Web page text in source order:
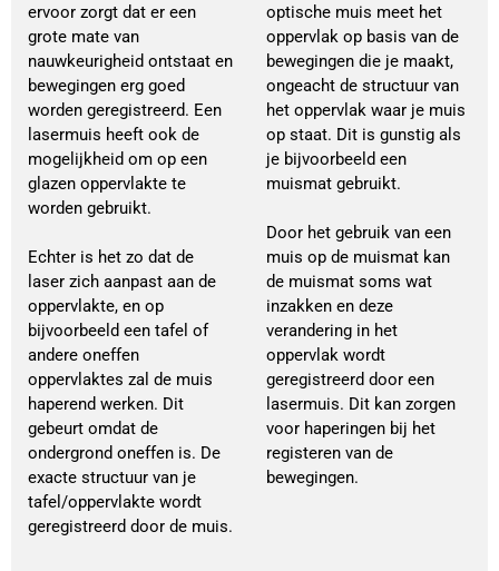
ervoor zorgt dat er een
grote mate van
nauwkeurigheid ontstaat en
bewegingen erg goed
worden geregistreerd. Een
lasermuis heeft ook de
mogelijkheid om op een
glazen oppervlakte te
worden gebruikt.
Echter is het zo dat de
laser zich aanpast aan de
oppervlakte, en op
bijvoorbeeld een tafel of
andere oneffen
oppervlaktes zal de muis
haperend werken. Dit
gebeurt omdat de
ondergrond oneffen is. De
exacte structuur van je
tafel/oppervlakte wordt
geregistreerd door de muis.
optische muis meet het
oppervlak op basis van de
bewegingen die je maakt,
ongeacht de structuur van
het oppervlak waar je muis
op staat. Dit is gunstig als
je bijvoorbeeld een
muismat gebruikt.
Door het gebruik van een
muis op de muismat kan
de muismat soms wat
inzakken en deze
verandering in het
oppervlak wordt
geregistreerd door een
lasermuis. Dit kan zorgen
voor haperingen bij het
registeren van de
bewegingen.